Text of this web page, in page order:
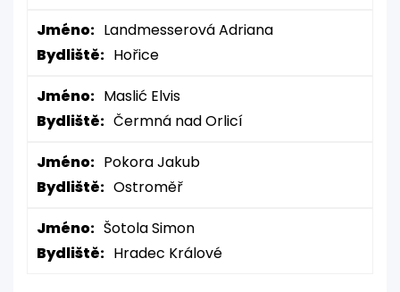
Jméno: Landmesserová Adriana
Bydliště: Hořice
Jméno: Maslić Elvis
Bydliště: Čermná nad Orlicí
Jméno: Pokora Jakub
Bydliště: Ostroměř
Jméno: Šotola Simon
Bydliště: Hradec Králové